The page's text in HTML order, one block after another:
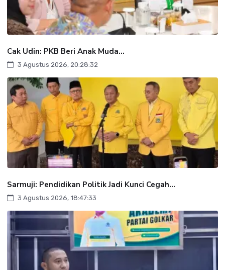
Cak Udin: PKB Beri Anak Muda...
3 Agustus 2026, 20:28:32
Sarmuji: Pendidikan Politik Jadi Kunci Cegah...
3 Agustus 2026, 18:47:33